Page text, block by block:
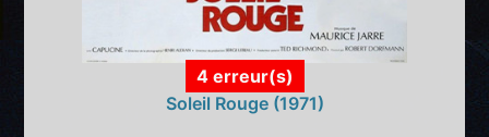
4 erreur(s)
Soleil Rouge (1971)